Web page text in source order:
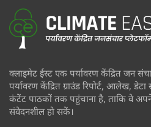
क्लाइमेट ईस्ट एक पर्यावरण केंद्रित जन
पर्यावरण केंद्रित ग्राउंड रिपोर्ट, आलेख,
कंटेंट पाठकों तक पहुंचाना है, ताकि वे
संवेदनशील हो सकें।